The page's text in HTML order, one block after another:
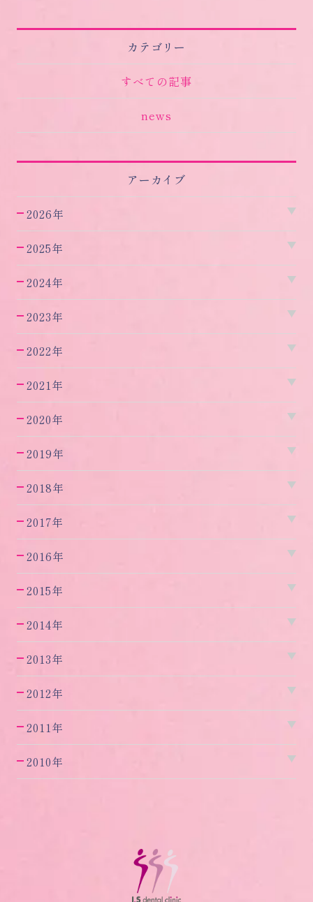
カテゴリー
すべての記事
news
アーカイブ
2026年
2025年
2024年
2023年
2022年
2021年
2020年
2019年
2018年
2017年
2016年
2015年
2014年
2013年
2012年
2011年
2010年